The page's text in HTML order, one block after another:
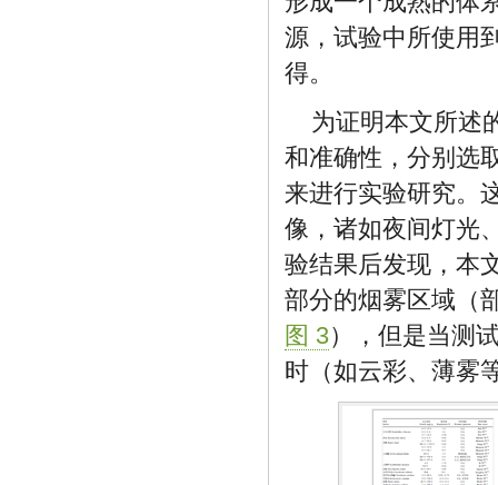
源，试验中所使用
得。
为证明本文所述
和准确性，分别选
来进行实验研究。
像，诸如夜间灯光
验结果后发现，本
部分的烟雾区域（
图 3），但是当测
时（如云彩、薄雾